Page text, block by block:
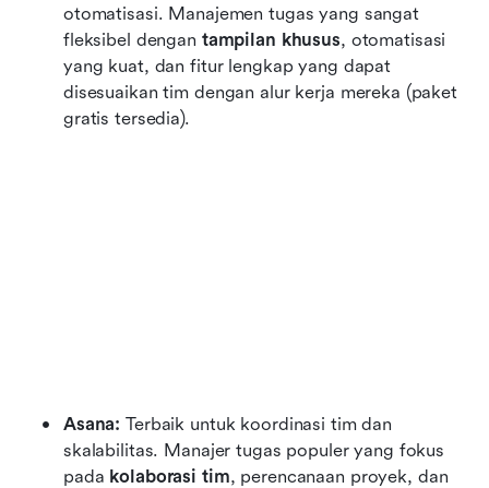
otomatisasi. Manajemen tugas yang sangat
fleksibel dengan tampilan khusus, otomatisasi
yang kuat, dan fitur lengkap yang dapat
disesuaikan tim dengan alur kerja mereka (paket
gratis tersedia).
Asana: Terbaik untuk koordinasi tim dan
skalabilitas. Manajer tugas populer yang fokus
pada kolaborasi tim, perencanaan proyek, dan